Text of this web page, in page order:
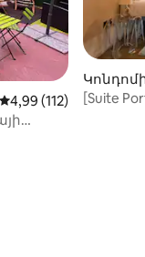
Միջին վարկանիշը՝
4,99 (112)
մ
[Suite Porta